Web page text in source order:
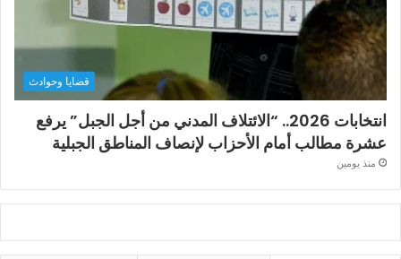
قضايا وحوادث
انتخابات 2026.. “الائتلاف المدني من أجل الجبل” يرفع
عشرة مطالب أمام الأحزاب لإنصاف المناطق الجبلية
منذ يومين